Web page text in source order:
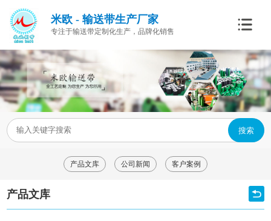
米欧 - 输送带生产厂家
专注于输送带定制化生产，品牌化销售
搜索
产品文库 公司新闻 客户案例
产品文库